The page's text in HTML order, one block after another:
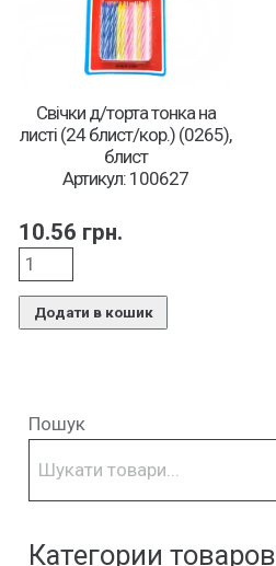
Свічки д/торта тонка на
листі (24 блист/кор.) (0265),
блист
Артикул: 100627
10.56 грн.
Додати в кошик
Пошук
Категории товаров